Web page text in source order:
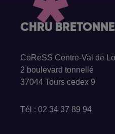
CHRU
CoReSS Centre-Val de
2 boulevard tonnellé
37044 Tours cedex 9
Tél : 02 34 37 89 94